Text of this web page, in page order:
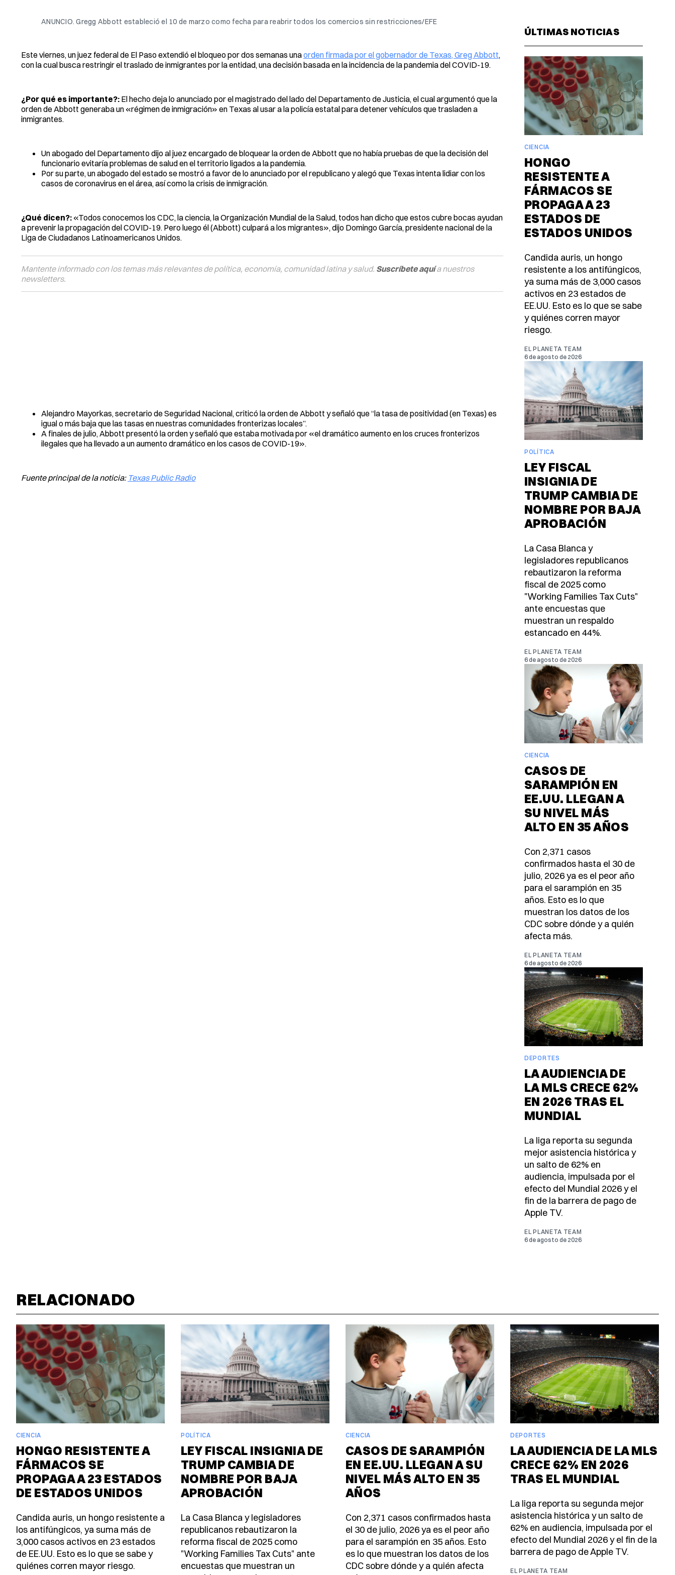
ANUNCIO. Gregg Abbott estableció el 10 de marzo como fecha para reabrir todos los comercios sin restricciones/EFE
Este viernes, un juez federal de El Paso extendió el bloqueo por dos semanas unaorden firmada por el gobernador de Texas, Greg Abbott,
con la cual busca restringir el traslado de inmigrantes por la entidad, una decisión basada en la incidencia de la pandemia del COVID-19.
¿Por qué es importante?: El hecho deja lo anunciado por el magistrado del lado del Departamento de Justicia, el cual argumentó que la
orden de Abbott generaba un «régimen de inmigración» en Texas al usar a la policía estatal para detener vehículos que trasladen a
inmigrantes.
Un abogado del Departamento dijo al juez encargado de bloquear la orden de Abbott que no había pruebas de que la decisión del
funcionario evitaría problemas de salud en el territorio ligados a la pandemia.
Por su parte, un abogado del estado se mostró a favor de lo anunciado por el republicano y alegó que Texas intenta lidiar con los
casos de coronavirus en el área, así como la crisis de inmigración.
¿Qué dicen?: «Todos conocemos los CDC, la ciencia, la Organización Mundial de la Salud, todos han dicho que estos cubre bocas ayudan
a prevenir la propagación del COVID-19. Pero luego él (Abbott) culpará a los migrantes», dijo Domingo García, presidente nacional de la
Liga de Ciudadanos Latinoamericanos Unidos.
Mantente informado con los temas más relevantes de política, economía, comunidad latina y salud. Suscríbete aquía nuestros
newsletters.
Alejandro Mayorkas, secretario de Seguridad Nacional, criticó la orden de Abbott y señaló que “la tasa de positividad (en Texas) es
igual o más baja que las tasas en nuestras comunidades fronterizas locales”.
A finales de julio, Abbott presentó la orden y señaló que estaba motivada por «el dramático aumento en los cruces fronterizos
ilegales que ha llevado a un aumento dramático en los casos de COVID-19».
Fuente principal de la noticia: Texas Public Radio
ÚLTIMAS NOTICIAS
CIENCIA
HONGO
RESISTENTE A
FÁRMACOS SE
PROPAGA A 23
ESTADOS DE
ESTADOS UNIDOS
Candida auris, un hongo
resistente a los antifúngicos,
ya suma más de 3,000 casos
activos en 23 estados de
EE.UU. Esto es lo que se sabe
y quiénes corren mayor
riesgo.
EL PLANETA TEAM
6 de agosto de 2026
POLÍTICA
LEY FISCAL
INSIGNIA DE
TRUMP CAMBIA DE
NOMBRE POR BAJA
APROBACIÓN
La Casa Blanca y
legisladores republicanos
rebautizaron la reforma
fiscal de 2025 como
"Working Families Tax Cuts"
ante encuestas que
muestran un respaldo
estancado en 44%.
EL PLANETA TEAM
6 de agosto de 2026
CIENCIA
CASOS DE
SARAMPIÓN EN
EE.UU. LLEGAN A
SU NIVEL MÁS
ALTO EN 35 AÑOS
Con 2,371 casos
confirmados hasta el 30 de
julio, 2026 ya es el peor año
para el sarampión en 35
años. Esto es lo que
muestran los datos de los
CDC sobre dónde y a quién
afecta más.
EL PLANETA TEAM
6 de agosto de 2026
DEPORTES
LA AUDIENCIA DE
LA MLS CRECE 62%
EN 2026 TRAS EL
MUNDIAL
La liga reporta su segunda
mejor asistencia histórica y
un salto de 62% en
audiencia, impulsada por el
efecto del Mundial 2026 y el
fin de la barrera de pago de
Apple TV.
EL PLANETA TEAM
6 de agosto de 2026
RELACIONADO
CIENCIA
HONGO RESISTENTE A
FÁRMACOS SE
PROPAGA A 23 ESTADOS
DE ESTADOS UNIDOS
Candida auris, un hongo resistente a
los antifúngicos, ya suma más de
3,000 casos activos en 23 estados
de EE.UU. Esto es lo que se sabe y
quiénes corren mayor riesgo.
POLÍTICA
LEY FISCAL INSIGNIA DE
TRUMP CAMBIA DE
NOMBRE POR BAJA
APROBACIÓN
La Casa Blanca y legisladores
republicanos rebautizaron la
reforma fiscal de 2025 como
"Working Families Tax Cuts" ante
encuestas que muestran un
CIENCIA
CASOS DE SARAMPIÓN
EN EE.UU. LLEGAN A SU
NIVEL MÁS ALTO EN 35
AÑOS
Con 2,371 casos confirmados hasta
el 30 de julio, 2026 ya es el peor año
para el sarampión en 35 años. Esto
es lo que muestran los datos de los
CDC sobre dónde y a quién afecta
DEPORTES
LA AUDIENCIA DE LA MLS
CRECE 62% EN 2026
TRAS EL MUNDIAL
La liga reporta su segunda mejor
asistencia histórica y un salto de
62% en audiencia, impulsada por el
efecto del Mundial 2026 y el fin de la
barrera de pago de Apple TV.
EL PLANETA TEAM